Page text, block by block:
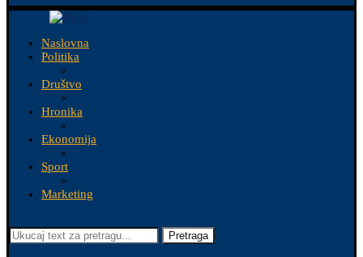
Naslovna
Politika
Društvo
Hronika
Ekonomija
Sport
Marketing
Pretraga